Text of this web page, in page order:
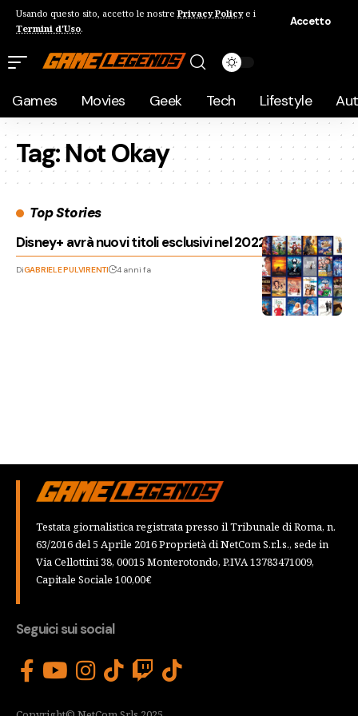
Usando questo sito, accetto le nostre Privacy Policye i
Termini d'Uso.
Accetto
Games Movies Geek Tech Lifestyle
Tag:Not Okay
Top Stories
Disney+ avrà nuovi titoli esclusivi nel 2022 e 2023
DiGABRIELE PULVIRENTI 4 anni fa
Testata giornalistica registrata presso il Tribunale di Roma, n.
63/2016 del 5 Aprile 2016 Proprietà di NetCom S.r.l.s., sede in
Via Cellottini 38, 00015 Monterotondo, P.IVA 13783471009,
Capitale Sociale 100,00€
Seguici sui social